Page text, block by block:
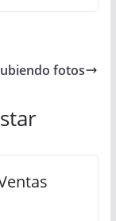
fotos